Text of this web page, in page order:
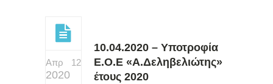
Απρ 12
2020
10.04.2020 – Υποτροφία
Ε.Ο.Ε «Α.Δεληβελιώτης»
έτους 2020